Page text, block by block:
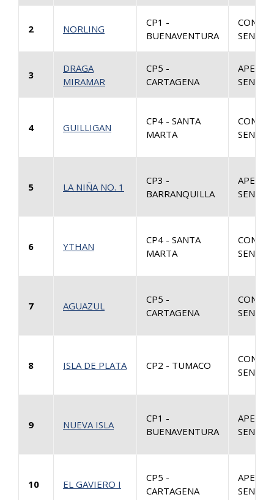
2 NORLING
CP1 -
BUENAVENTURA
3
DRAGA
MIRAMAR
CP5 -
CARTAGENA
4 GUILLIGAN
CP4 - SANTA
MARTA
5 LA NIÑA NO. 1
CP3 -
BARRANQUILLA
6 YTHAN
CP4 - SANTA
MARTA
7 AGUAZUL
CP5 -
CARTAGENA
8 ISLA DE PLATA CP2 - TUMACO
9 NUEVA ISLA
CP1 -
BUENAVENTURA
10 EL GAVIERO I
CP5 -
CARTAGENA